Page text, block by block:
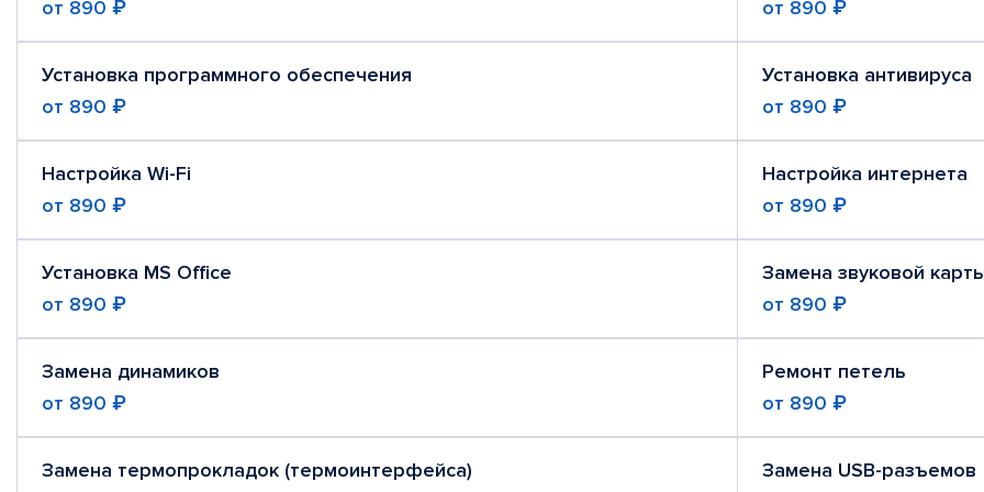
от 890 ₽ от 890 ₽
Установка программного обеспечения
от 890 ₽
Установка антивируса
от 890 ₽
Настройка Wi-Fi
от 890 ₽
Настройка интернета
от 890 ₽
Установка MS Office
от 890 ₽
Замена звуковой
от 890 ₽
Замена динамиков
от 890 ₽
Ремонт петель
от 890 ₽
Замена термопрокладок (термоинтерфейса)
Замена USB-разъемов